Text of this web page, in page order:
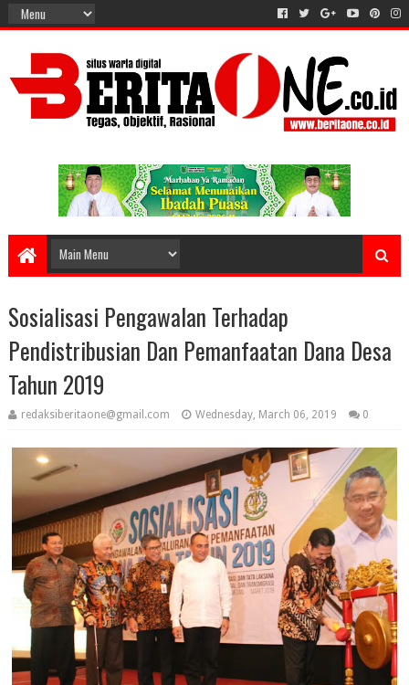
Sosialisasi Pengawalan Terhadap
Pendistribusian Dan Pemanfaatan Dana Desa
Tahun 2019
redaksiberitaone@gmail.com Wednesday, March 06, 2019 0